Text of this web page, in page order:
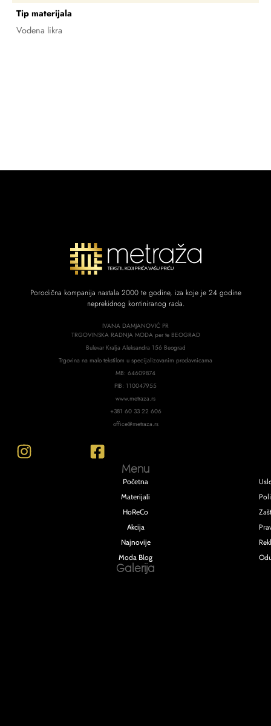
Tip materijala
Vodena likra
Porodična kompanija nastala 2000 te godine, iza koje je 24 godine
neprekidnog kontiniranog rada.
IVANA DAMJANOVIĆ PR
TRGOVINSKA RADNJA MODA per te BEOGRAD
Bulevar Kralja Aleksandra 156 Beograd
Trgovina na malo tekstilom u specijalizovanim prodavnicama
MB: 64609874
PIB: 110047955
www.metraza.rs
+381 60 33 22 606
office@metraza.rs
Menu
Početna
Materijali
HoReCo
Akcija
Najnovije
Moda Blog
Galerija